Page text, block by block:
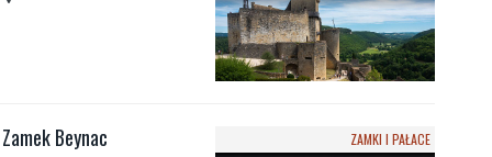
Zamek Beynac ZAMKI I PAŁACE